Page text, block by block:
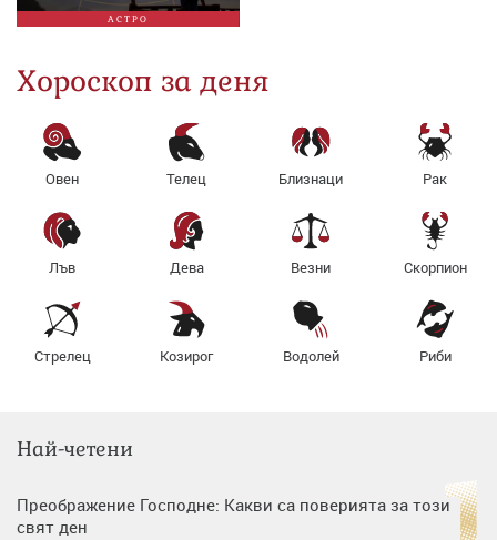
АСТРО
Хороскоп за деня
Овен Телец Близнаци Рак
Лъв Дева Везни Скорпион
Стрелец Козирог Водолей Риби
Най-четени
Преображение Господне: Какви са поверията за този
свят ден